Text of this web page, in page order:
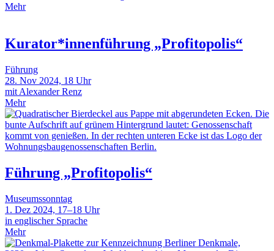
Mehr
Kurator*innenführung „Profitopolis“
Führung
28. Nov 2024, 18 Uhr
mit Alexander Renz
Mehr
Führung „Profitopolis“
Museumssonntag
1. Dez 2024, 17–18 Uhr
in englischer Sprache
Mehr